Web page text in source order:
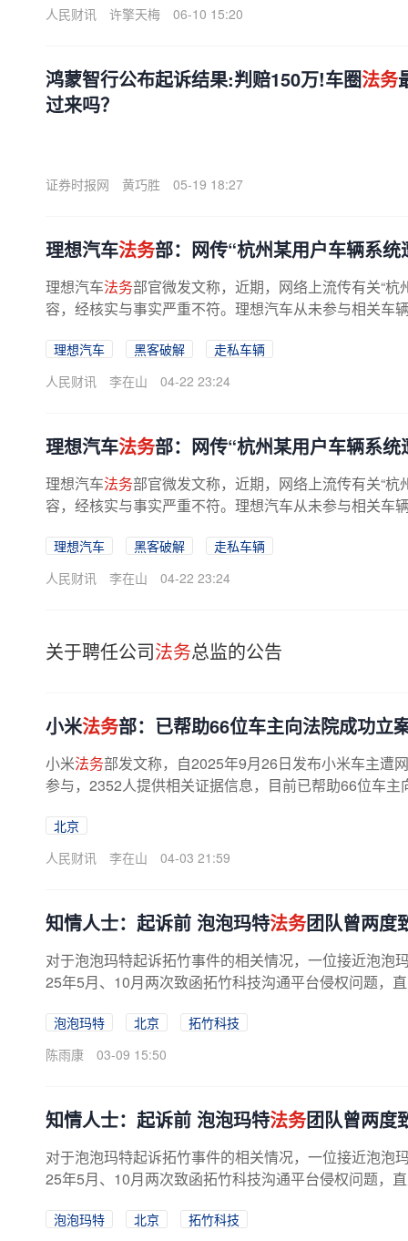
人民财讯
许擎天梅 06-10 15:20
鸿蒙智行公布起诉结果:判赔150万!车圈法务
过来吗？
证券时报网 黄巧胜 05-19 18:27
理想汽车法务部：网传“杭州某用户车辆系
理想汽车法务部官微发文称，近期，网络上流传有关“杭
容，经核实与事实严重不符。理想汽车从未参与相关车
理想汽车 黑客破解
走私车辆
人民财讯
李在山 04-22 23:24
理想汽车法务部：网传“杭州某用户车辆系
理想汽车法务部官微发文称，近期，网络上流传有关“杭
容，经核实与事实严重不符。理想汽车从未参与相关车
理想汽车 黑客破解
走私车辆
人民财讯
李在山 04-22 23:24
关于聘任公司法务总监的公告
小米法务部：已帮助66位车主向法院成功立
小米法务部发文称，自2025年9月26日发布小米车主遭
参与，2352人提供相关证据信息，目前已帮助66位车
北京
人民财讯
李在山 04-03 21:59
知情人士：起诉前 泡泡玛特法务团队曾两度
对于泡泡玛特起诉拓竹事件的相关情况，一位接近泡泡
25年5月、10月两次致函拓竹科技沟通平台侵权问题，
泡泡玛特 北京
拓竹科技
陈雨康
03-09 15:50
知情人士：起诉前 泡泡玛特法务团队曾两度
对于泡泡玛特起诉拓竹事件的相关情况，一位接近泡泡
25年5月、10月两次致函拓竹科技沟通平台侵权问题，
泡泡玛特 北京
拓竹科技